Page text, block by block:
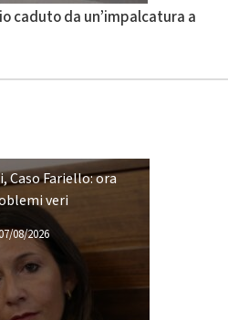
caduto da un’impalcatura a
Caso Fariello: ora
veri
08/2026